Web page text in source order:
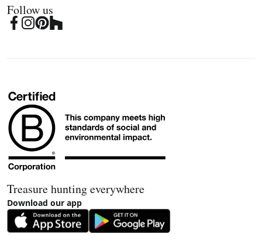
Follow us
Treasure hunting everywhere
Download our app